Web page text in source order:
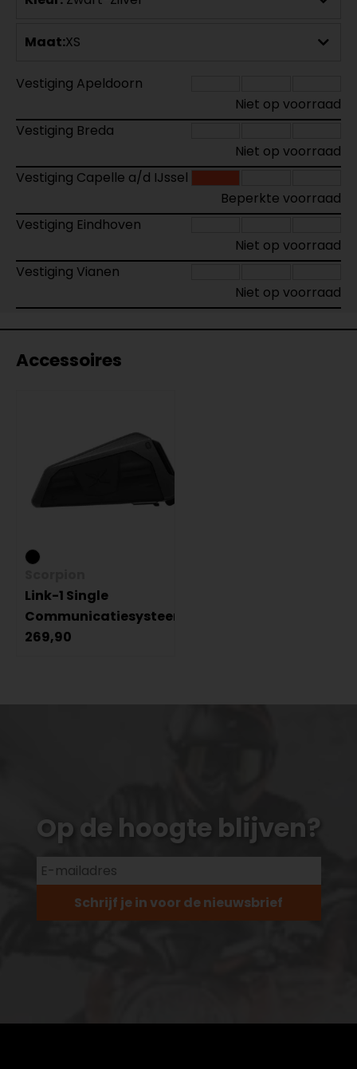
Maat:XS
Vestiging Apeldoorn
Niet op voorraad
Vestiging Breda
Niet op voorraad
Vestiging Capelle a/d IJssel
Beperkte voorraad
Vestiging Eindhoven
Niet op voorraad
Vestiging Vianen
Niet op voorraad
Accessoires
Link-1 Single
Communicatiesysteem
269,90
Op de hoogte blijven?
Schrijf je in voor de nieuwsbrief